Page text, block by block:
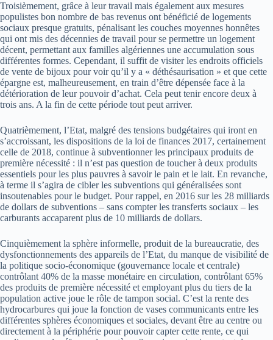
Troisièmement, grâce à leur travail mais également aux mesures
populistes bon nombre de bas revenus ont bénéficié de logements
sociaux presque gratuits, pénalisant les couches moyennes honnêtes
qui ont mis des décennies de travail pour se permettre un logement
décent, permettant aux familles algériennes une accumulation sous
différentes formes. Cependant, il suffit de visiter les endroits officiels
de vente de bijoux pour voir qu’il y a « déthésaurisation » et que cette
épargne est, malheureusement, en train d’être dépensée face à la
détérioration de leur pouvoir d’achat. Cela peut tenir encore deux à
trois ans. A la fin de cette période tout peut arriver.
Quatrièmement, l’Etat, malgré des tensions budgétaires qui iront en
s’accroissant, les dispositions de la loi de finances 2017, certainement
celle de 2018, continue à subventionner les principaux produits de
première nécessité : il n’est pas question de toucher à deux produits
essentiels pour les plus pauvres à savoir le pain et le lait. En revanche,
à terme il s’agira de cibler les subventions qui généralisées sont
insoutenables pour le budget. Pour rappel, en 2016 sur les 28 milliards
de dollars de subventions – sans compter les transferts sociaux – les
carburants accaparent plus de 10 milliards de dollars.
Cinquièmement la sphère informelle, produit de la bureaucratie, des
dysfonctionnements des appareils de l’Etat, du manque de visibilité de
la politique socio-économique (gouvernance locale et centrale)
contrôlant 40% de la masse monétaire en circulation, contrôlant 65%
des produits de première nécessité et employant plus du tiers de la
population active joue le rôle de tampon social. C’est la rente des
hydrocarbures qui joue la fonction de vases communicants entre les
différentes sphères économiques et sociales, devant être au centre ou
directement à la périphérie pour pouvoir capter cette rente, ce qui